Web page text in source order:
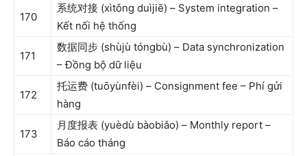
170
系统对接 (xìtǒng duìjiē) – System integration –
Kết nối hệ thống
171
数据同步 (shùjù tóngbù) – Data synchronization
– Đồng bộ dữ liệu
172
托运费 (tuōyùnfèi) – Consignment fee – Phí gửi
hàng
173
月度报表 (yuèdù bàobiǎo) – Monthly report –
Báo cáo tháng